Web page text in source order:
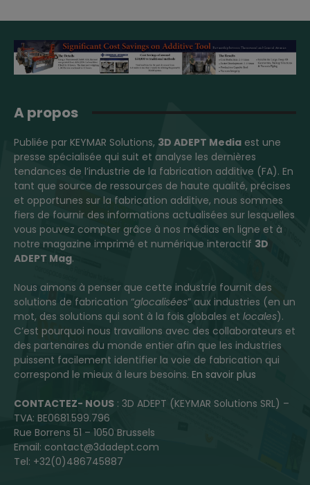
A propos
Publiée par KEYMAR Solutions, 3D ADEPT Media est une
presse spécialisée qui suit et analyse les dernières
tendances de l’industrie de la fabrication additive (FA). En
tant que source de ressources de haute qualité, précises
et opportunes sur la fabrication additive, nous sommes
fiers de fournir des informations actualisées sur lesquelles
vous pouvez compter grâce à nos médias en ligne et à
notre magazine imprimé et numérique interactif 3D
ADEPT Mag.
Nous aimons à penser que cette industrie fournit des
solutions de fabrication “glocalisées” aux industries (en un
mot, des solutions qui sont à la fois globales et locales).
C’est pourquoi nous travaillons avec des collaborateurs et
des partenaires du monde entier afin que les industries
puissent facilement identifier la voie de fabrication qui
correspond le mieux à leurs besoins. En savoir plus
CONTACTEZ- NOUS : 3D ADEPT (KEYMAR Solutions SRL) –
TVA: BE0681.599.796
Rue Borrens 51 – 1050 Brussels
Email: contact@3dadept.com
Tel: +32(0)486745887